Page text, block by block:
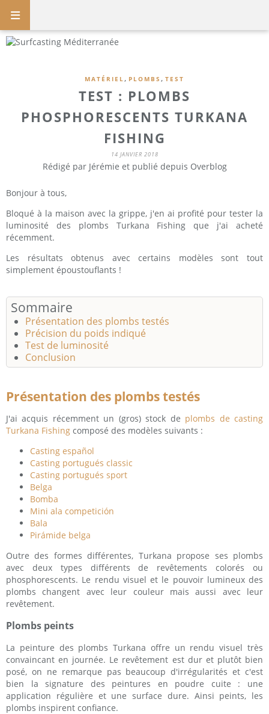
MATÉRIEL, PLOMBS , TEST
TEST : PLOMBS
PHOSPHORESCENTS TURKANA
FISHING
14 JANVIER 2018
Rédigé par Jérémie et publié depuis Overblog
Bonjour à tous,
Bloqué à la maison avec la grippe, j'en ai profité pour tester la
luminosité des plombs Turkana Fishing que j'ai acheté
récemment.
Les résultats obtenus avec certains modèles sont tout
simplement époustouflants !
Sommaire
Présentation des plombs testés
Précision du poids indiqué
Test de luminosité
Conclusion
Présentation des plombs testés
J'ai acquis récemment un (gros) stock de plombs de casting
Turkana Fishing composé des modèles suivants :
Casting español
Casting portugués classic
Casting portugués sport
Belga
Bomba
Mini ala competición
Bala
Pirámide belga
Outre des formes différentes, Turkana propose ses plombs
avec deux types différents de revêtements colorés ou
phosphorescents. Le rendu visuel et le pouvoir lumineux des
plombs changent avec leur couleur mais aussi avec leur
revêtement.
Plombs peints
La peinture des plombs Turkana offre un rendu visuel très
convaincant en journée. Le revêtement est dur et plutôt bien
posé, on ne remarque pas beaucoup d'irrégularités et c'est
bien la signature des peintures en poudre cuite : une
application régulière et une surface dure. Ainsi peints, les
plombs inspirent confiance.